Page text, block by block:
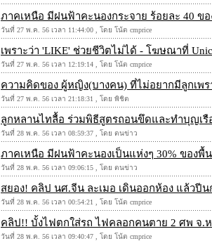
ภาคเหนือ มีฝนฟ้าคะนองกระจาย ร้อยละ 40 ข
วันที่ 27 พ.ค. 56 เวลา 11:44:00 , โดย โน้ต cmprice
เพราะว่า 'LIKE' ช่วยชีวิตไม่ได้ - โฆษณาที่
วันที่ 27 พ.ค. 56 เวลา 12:19:14 , โดย โน้ต cmprice
ความคิดของ ผู้หญิง(บางคน) ที่ไม่อยากมีลูกเพรา
วันที่ 27 พ.ค. 56 เวลา 21:18:31 , โดย พิชิต
ลูกหลานไทลื้อ ร่วมพิธีสูตรถอนขึดและทำบุญเรื
วันที่ 28 พ.ค. 56 เวลา 08:59:37 , โดย ตนข่าว
ภาคเหนือ มีฝนฟ้าคะนองเป็นแห่งๆ 30% ของพื้
วันที่ 28 พ.ค. 56 เวลา 09:06:15 , โดย ตนข่าว
สยอง! คลิป นศ.จีน ละเมอ เดินออกห้อง แล้วปีน
วันที่ 28 พ.ค. 56 เวลา 00:54:21 , โดย โน้ต cmprice
คลิป!! บั้งไฟตกใส่รถ ไฟคลอกคนตาย 2 ศพ จ.
วันที่ 28 พ.ค. 56 เวลา 09:40:47 , โดย โน้ต cmprice